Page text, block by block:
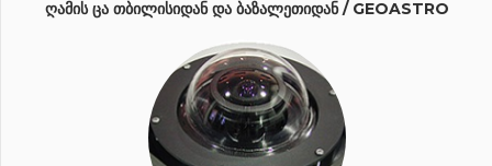
ᲦᲐᲛᲘᲡ ᲪᲐ ᲗᲑᲘᲚᲘᲡᲘᲓᲐᲜ ᲓᲐ ᲑᲐᲖᲐᲚᲔᲗᲘᲓᲐᲜ / GEOASTRO